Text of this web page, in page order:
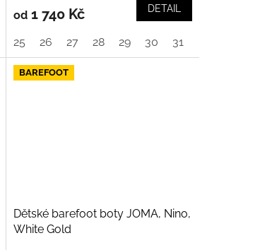
29 30
od 1 740 Kč DETAIL
25 26 27 28 29 30 31
BAREFOOT
Dětské barefoot boty JOMA, Nino,
White Gold